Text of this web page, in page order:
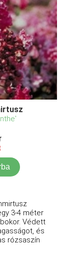
3-4 méter
Védett
és
rózsaszín